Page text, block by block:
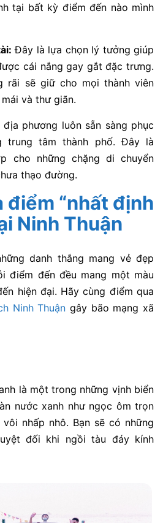
tại bất kỳ điểm đến nào mình
Đây là lựa chọn lý tưởng giúp
cái nắng gay gắt đặc trưng.
rãi sẽ giữ cho mọi thành viên
và thư giãn.
phương luôn sẵn sàng phục
trung tâm thành phố. Đây là
cho những chặng di chuyển
thạo đường.
điểm “nhất định
Ninh Thuận
danh thắng mang vẻ đẹp
điểm đến đều mang một màu
hiện đại. Hãy cùng điểm qua
Ninh Thuận gây bão mạng xã
là một trong những vịnh biển
nước xanh như ngọc ôm trọn
nhấp nhô. Bạn sẽ có những
đối khi ngồi tàu đáy kính